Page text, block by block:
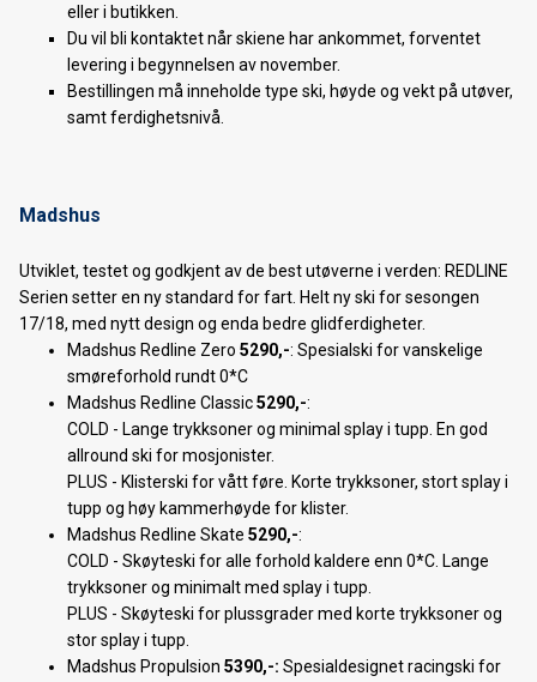
Forhåndsbestilling langrennsski 2022/23
Trek Fuel EXe - Vanlige spørsmål
Trek Fuel EXE - En ny æra er i emning
Forhåndsbestilling av 2021 SANTA CRUZ sykler
VI HAR FLYTTET
Velg riktig Elykkel
Den nye 2020 Trek Rail & Powerfly - i butikken nå!
Bakgårdssalg 11-12. Oktober 2019
Forhåndsbestilling av 2020 SANTA CRUZ sykler
Forhåndsbestilling av 2020 TREK sykler starter nå!
eller i butikken.
Du vil bli kontaktet når skiene har ankommet, forventet
levering i begynnelsen av november.
Bestillingen må inneholde type ski, høyde og vekt på utøver,
samt ferdighetsnivå.
Madshus
Utviklet, testet og godkjent av de best utøverne i verden: REDLINE
Serien setter en ny standard for fart. Helt ny ski for sesongen
17/18, med nytt design og enda bedre glidferdigheter.
Madshus Redline Zero 5290,-: Spesialski for vanskelige
smøreforhold rundt 0*C
Madshus Redline Classic5290,-:
COLD - Lange trykksoner og minimal splay i tupp. En god
allround ski for mosjonister.
PLUS - Klisterski for vått føre. Korte trykksoner, stort splay i
tupp og høy kammerhøyde for klister.
Madshus Redline Skate 5290,-:
COLD - Skøyteski for alle forhold kaldere enn 0*C. Lange
trykksoner og minimalt med splay i tupp.
PLUS - Skøyteski for plussgrader med korte trykksoner og
stor splay i tupp.
Madshus Propulsion 5390,-: Spesialdesignet racingski for